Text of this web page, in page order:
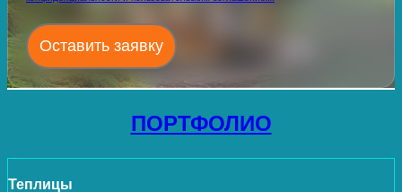
Оставить заявку
ПОРТФОЛИО
Теплицы